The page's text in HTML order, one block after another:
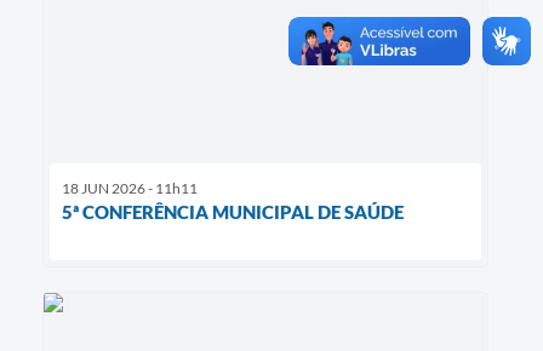
18 JUN 2026 - 11h11
5ª CONFERÊNCIA MUNICIPAL DE SAÚDE